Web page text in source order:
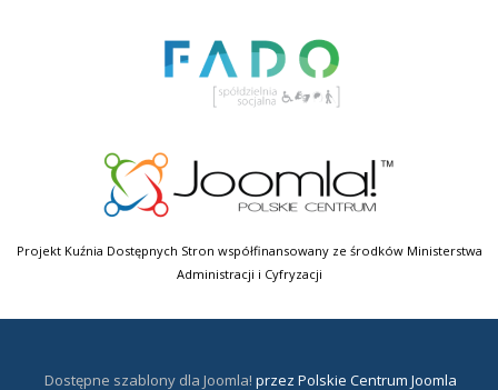
Projekt Kuźnia Dostępnych Stron współfinansowany ze środków Ministerstwa
Administracji i Cyfryzacji
Dostępne szablony dla Joomla! przez Polskie Centrum Joomla